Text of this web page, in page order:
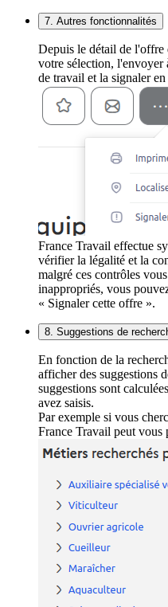
7. Autres fonctionnalités
Depuis le détail de
votre sélection,
de travail et la signaler
France Travail effectue
vérifier la légalité et la
malgré ces contrôles
inappropriés, vous
« Signaler cette offre ».
8. Suggestions de
En fonction de la
afficher des suggestions
suggestions sont
avez saisis.
Par exemple si vous
France Travail peut vous